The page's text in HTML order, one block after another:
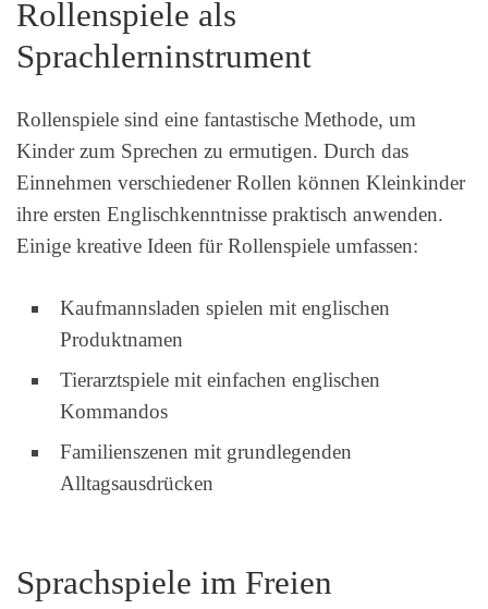
Rollenspiele als
Sprachlerninstrument
Rollenspiele sind eine fantastische Methode, um
Kinder zum Sprechen zu ermutigen. Durch das
Einnehmen verschiedener Rollen können Kleinkinder
ihre ersten Englischkenntnisse praktisch anwenden.
Einige kreative Ideen für Rollenspiele umfassen:
Kaufmannsladen spielen mit englischen
Produktnamen
Tierarztspiele mit einfachen englischen
Kommandos
Familienszenen mit grundlegenden
Alltagsausdrücken
Sprachspiele im Freien